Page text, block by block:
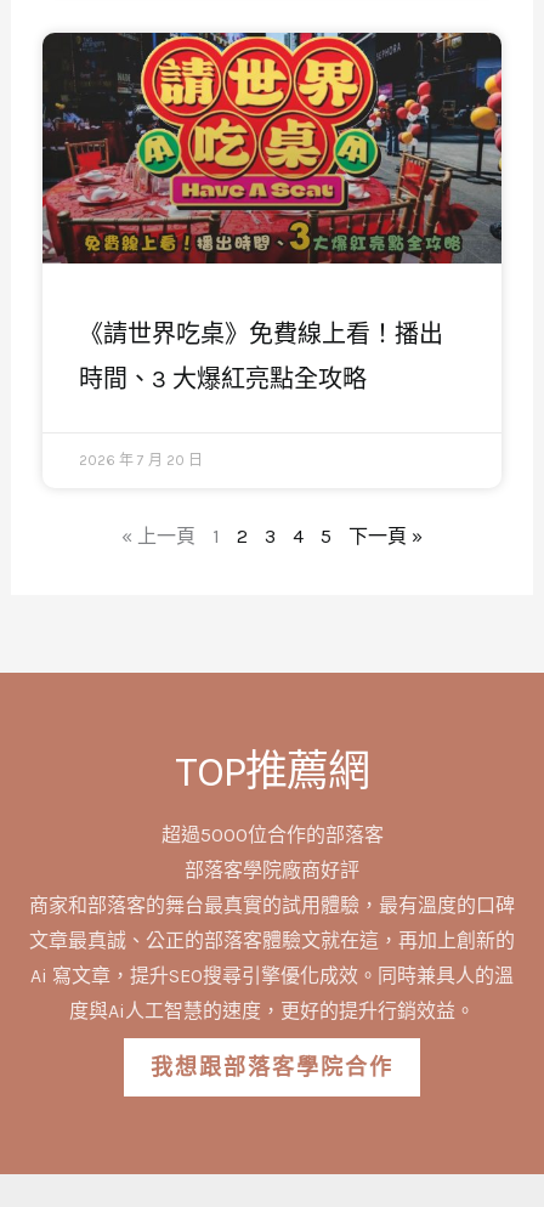
《請世界吃桌》免費線上看！播出
時間、3 大爆紅亮點全攻略
2026 年 7 月 20 日
« 上一頁 1 2 3 4 5 下一頁 »
TOP推薦網
超過5000位合作的部落客
部落客學院廠商好評
商家和部落客的舞台最真實的試用體驗，最有溫度的口碑
文章最真誠、公正的部落客體驗文就在這，再加上創新的
Ai 寫文章，提升SEO搜尋引擎優化成效。同時兼具人的溫
度與Ai人工智慧的速度，更好的提升行銷效益。
我想跟部落客學院合作